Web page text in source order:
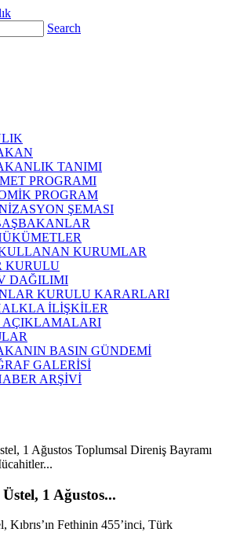
Search
TANIMI
PROGRAMI
PROGRAM
ŞEMASI
KURUMLAR
KURULU
DAĞILIMI
KURULU KARARLARI
İLİŞKİLER
AÇIKLAMALARI
BASIN GÜNDEMİ
GALERİSİ
ARŞİVİ
1 Ağustos...
Kıbrıs’ın Fethinin 455’inci, Türk